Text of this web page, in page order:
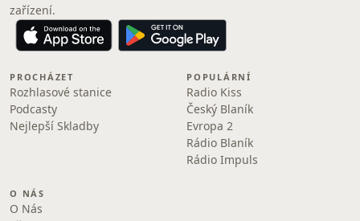
zařízení.
PROCHÁZET
Rozhlasové stanice
Podcasty
Nejlepší Skladby
POPULÁRNÍ
Radio Kiss
Český Blaník
Evropa 2
Rádio Blaník
Rádio Impuls
O NÁS
O Nás